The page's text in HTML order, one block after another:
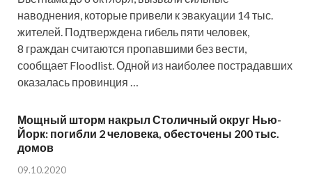
наводнения, которые привели к эвакуации 14 тыс.
жителей. Подтверждена гибель пяти человек,
8 граждан считаются пропавшими без вести,
сообщает Floodlist. Одной из наиболее пострадавших
оказалась провинция …
Мощный шторм накрыл Столичный округ Нью-
Йорк: погибли 2 человека, обесточены 200 тыс.
домов
09.10.2020